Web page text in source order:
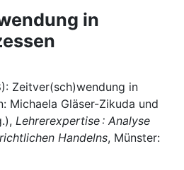
in
Zeitver(sch)wendung in
Michaela Gläser-Zikuda und
Lehrerexpertise : Analyse
Handelns, Münster: